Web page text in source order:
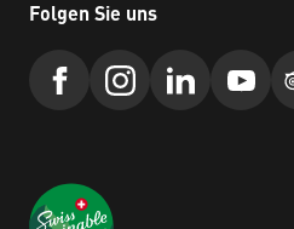
Folgen Sie uns